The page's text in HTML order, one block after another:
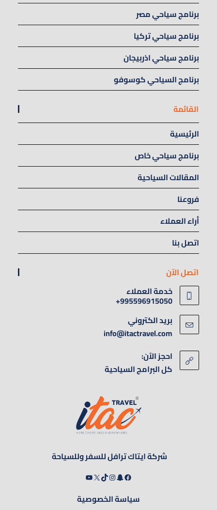
برنامج سياحي مصر
برنامج سياحي تركيا
برنامج سياحي اذربيجان
برنامج السياحي كوسوفو
القائمة
الرئيسية
برنامج سياحي خاص
المقالات السياحية
فروعنا
أراء العملاء
اتصل بنا
اتصل الآن
خدمة العملاء
995596915050+
بريد الكتروني
info@itactravel.com
احجز الآن:
كل البرامج السياحية
شركة ايتاك ترافل للسفر وللسياحة
سياسة الخصوصية